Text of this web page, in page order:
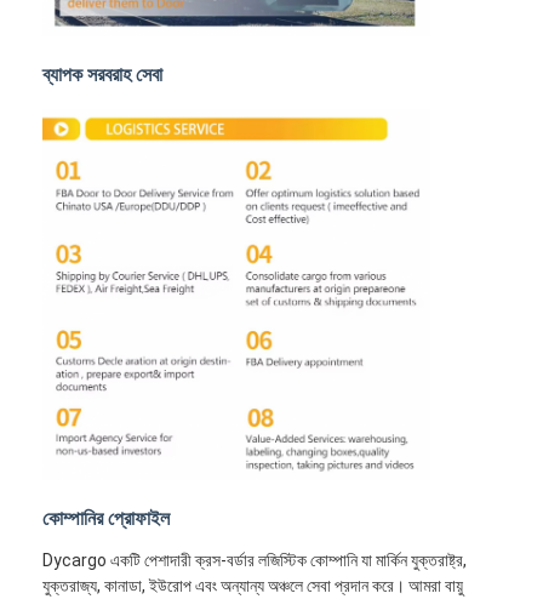
এক্সপ্রেস শিপিং
রেল মালবাহী
আমাজনে পাঠান
ট্রাক মালবাহী
ব্যাপক সরবরাহ সেবা
কোম্পানির প্রোফাইল
Dycargo একটি পেশাদারী ক্রস-বর্ডার লজিস্টিক কোম্পানি যা মার্কিন যুক্তরাষ্ট্র,
যুক্তরাজ্য, কানাডা, ইউরোপ এবং অন্যান্য অঞ্চলে সেবা প্রদান করে। আমরা বায়ু